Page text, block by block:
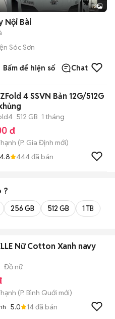
3
Nội Bài
Sóc Sơn
Bấm để hiện số Chat
4 SSVN Bản 12G/512G
512 GB 1 tháng
đ
(P. Gia Định mới)
4.8 444đã bán
?
256 GB 512 GB 1 TB
Nữ Cotton Xanh navy
Đồ nữ
(P. Bình Quới mới)
5.0 14đã bán